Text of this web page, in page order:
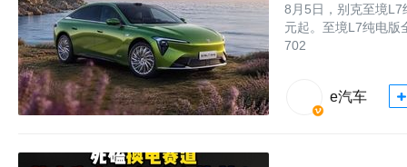
8月5日，别克至境
元起。至境L7纯电版
702
e汽车